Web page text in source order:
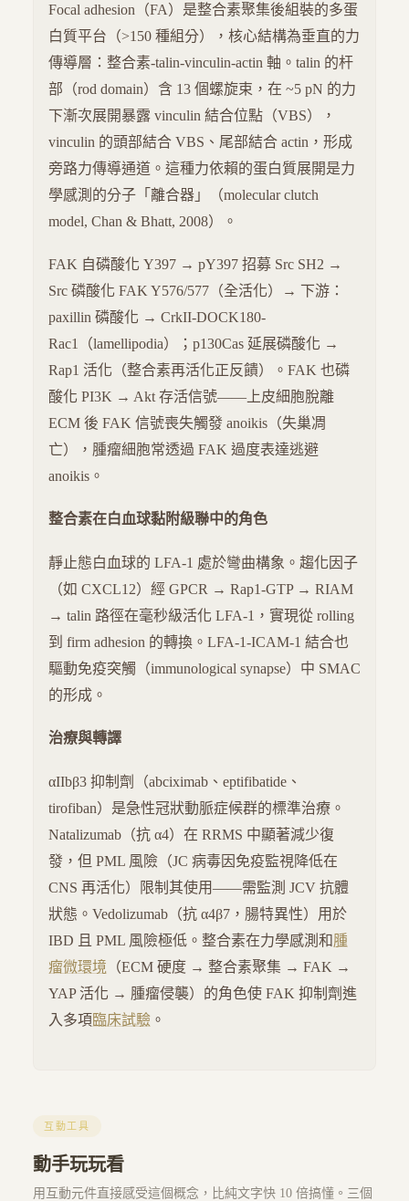
Focal adhesion（FA）是整合素聚集後組裝的多蛋
白質平台（>150 種組分），核心結構為垂直的力
傳導層：整合素-talin-vinculin-actin 軸。talin 的杆
部（rod domain）含 13 個螺旋束，在 ~5 pN 的力
下漸次展開暴露 vinculin 結合位點（VBS），
vinculin 的頭部結合 VBS、尾部結合 actin，形成
旁路力傳導通道。這種力依賴的蛋白質展開是力
學感測的分子「離合器」（molecular clutch
model, Chan & Bhatt, 2008）。
FAK 自磷酸化 Y397 → pY397 招募 Src SH2 →
Src 磷酸化 FAK Y576/577（全活化）→ 下游：
paxillin 磷酸化 → CrkII-DOCK180-
Rac1（lamellipodia）；p130Cas 延展磷酸化 →
Rap1 活化（整合素再活化正反饋）。FAK 也磷
酸化 PI3K → Akt 存活信號——上皮細胞脫離
ECM 後 FAK 信號喪失觸發 anoikis（失巢凋
亡），腫瘤細胞常透過 FAK 過度表達逃避
anoikis。
整合素在白血球黏附級聯中的角色
靜止態白血球的 LFA-1 處於彎曲構象。趨化因子
（如 CXCL12）經 GPCR → Rap1-GTP → RIAM
→ talin 路徑在毫秒級活化 LFA-1，實現從 rolling
到 firm adhesion 的轉換。LFA-1-ICAM-1 結合也
驅動免疫突觸（immunological synapse）中 SMAC
的形成。
治療與轉譯
αIIbβ3 抑制劑（abciximab、eptifibatide、
tirofiban）是急性冠狀動脈症候群的標準治療。
Natalizumab（抗 α4）在 RRMS 中顯著減少復
發，但 PML 風險（JC 病毒因免疫監視降低在
CNS 再活化）限制其使用——需監測 JCV 抗體
狀態。Vedolizumab（抗 α4β7，腸特異性）用於
IBD 且 PML 風險極低。整合素在力學感測和腫
瘤微環境 （ECM 硬度 → 整合素聚集 → FAK →
YAP 活化 → 腫瘤侵襲）的角色使 FAK 抑制劑進
入多項臨床試驗 。
互動工具
動手玩玩看
用互動元件直接感受這個概念，比純文字快 10 倍搞懂。三個